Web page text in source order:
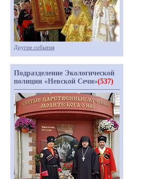
Другие события
Подразделение Экологической
полиции «Невской Сечи»(537)